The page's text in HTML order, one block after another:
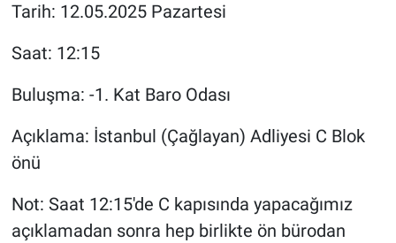
Tarih: 12.05.2025 Pazartesi
Saat: 12:15
Buluşma: -1. Kat Baro Odası
Açıklama: İstanbul (Çağlayan) Adliyesi C Blok
önü
Not: Saat 12:15'de C kapısında yapacağımız
açıklamadan sonra hep birlikte ön bürodan